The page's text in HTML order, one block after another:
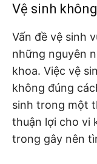
Vệ sinh
Vấn đề vệ sinh
những nguyên
khoa. Việc vệ
không đúng
sinh trong một
thuận lợi cho vi
trong gây nên